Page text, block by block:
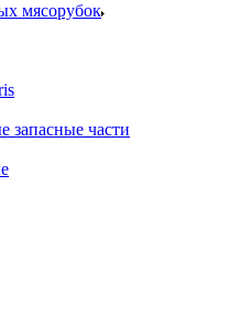
мясорубок
запасные части